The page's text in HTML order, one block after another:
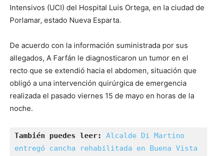
Intensivos (UCI) del Hospital Luis Ortega, en la ciudad de
Porlamar, estado Nueva Esparta.
De acuerdo con la información suministrada por sus
allegados, A Farfán le diagnosticaron un tumor en el
recto que se extendió hacia el abdomen, situación que
obligó a una intervención quirúrgica de emergencia
realizada el pasado viernes 15 de mayo en horas de la
noche.
También puedes leer:
Alcalde Di Martino
entregó cancha rehabilitada en Buena Vista